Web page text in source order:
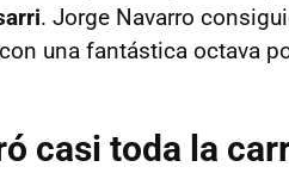
. Jorge Navarro
una fantástica octava
casi toda la